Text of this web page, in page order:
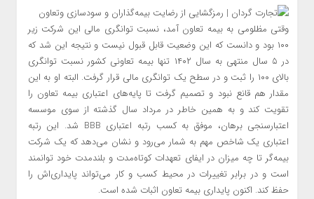
وقتی مظلومی به بیمه تعاون آمد، نسبت توانگری مالی این شرکت زیر
۱۰۰ بود و دانست که این وضعیت قابل قبول نیست و نتیجه این شد که
در ۵ سال منتهی به سال ۱۴۰۲ تنها بیمه تعاونی کشور نسبت توانگری
بالای ۱۰۰ را ثبت و در سطح یک توانگری مالی قرار گرفت. البته او به این
مقدار هم قانع نبود و تصمیم گرفت تا پایه‌های اعتباری بیمه تعاون را
تقویت کند و به همین خاطر در مرداد سال گذشته از سوی موسسه
اعتبارسنجی برهان، موفق به کسب رتبه اعتباری BBB شد. این رتبه
اعتباری یک شاخص مهم به شمار می‌رود و نشان می‌دهد که یک شرکت
بیمه‌گر تا چه میزان در ایفای تعهدات کوتاه‌مدت و بلندمدت خود توانمند
است و در برابر تغییرات در محیط کسب و کار می‌تواند پایداری‌اش را
حفظ کند. اکنون پایداری بیمه تعاون اثبات شده است.